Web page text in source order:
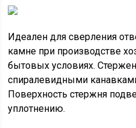
Идеален для сверления
камне при производстве
бытовых условиях.
спиралевидными
Поверхность стержня
уплотнению.